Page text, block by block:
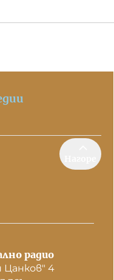
радио
Цанков" 4